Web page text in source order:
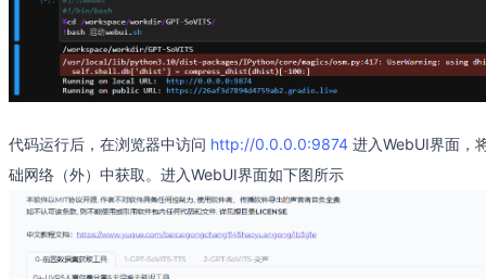
代码运行后，在浏览器中访问 http://0.0.0.0:9874 进入WebUI界面，
础网络（外）中获取。进入WebUI界面如下图所示